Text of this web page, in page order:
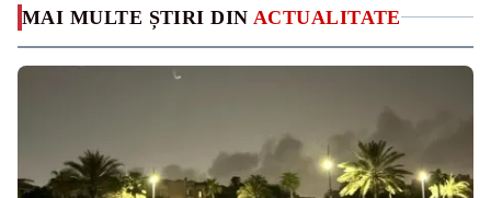
MAI MULTE ȘTIRI DIN ACTUALITATE